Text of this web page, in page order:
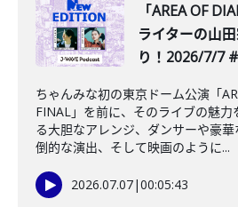
「AREA OF
ライターの山
り！2026/7/7
ちゃんみな初の東京ドーム公演「
FINAL」を前に、そのライブの魅力
る大胆なアレンジ、ダンサーや豪
倒的な演出、そして映画のように...
2026.07.07|00:05:43